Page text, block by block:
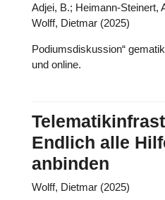
Adjei, B.; Heimann-Steinert,
Wolff, Dietmar (2025)
Podiumsdiskussion“
und online.
Endlich alle
anbinden
Wolff, Dietmar (2025)